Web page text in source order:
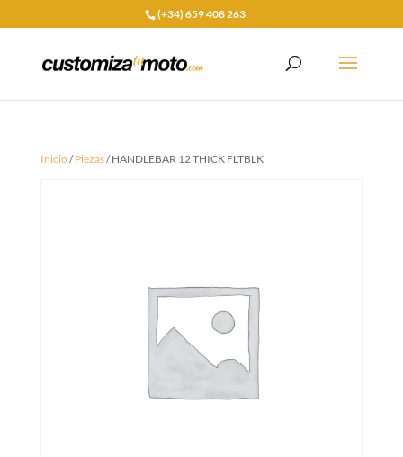
(+34) 659 408 263
Inicio/Piezas/ HANDLEBAR 12 THICK FLTBLK